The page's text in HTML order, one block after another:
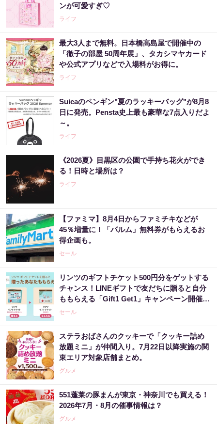
ンが可愛すぎ♡
ライフ
最大3人まで無料。日本橋高島屋で開催中の
「徹子の部屋 50周年展」、タカシマヤカード
や公式アプリなどで入場料がお得に。
ライフ
Suicaのペンギン"夏のラッキーバッグ"が8月8
日に発売。Pensta史上最も豪華な7点入りだよ
～。
ライフ
《2026夏》目黒区の公園で手持ち花火ができ
る！日時と場所は？
ライフ
【ファミマ】8月4日からファミチキなどが
45％増量に！「パルム」無料券がもらえるお
得企画も。
セール
リンツのギフトチケット500円分をゲットする
チャンス！LINEギフトで友だちに贈ると自分
ももらえる「Gift1 Get1」キャンペーン開催
中。
セール
ステラおばさんのクッキーで「クッキー詰め
放題ミニ」が仲間入り。7月22日以降実施の関
東エリア対象店舗まとめ。
グルメ
551蓬莱の豚まんが東京・神奈川でも買える！
2026年7月・8月の催事情報は？
グルメ